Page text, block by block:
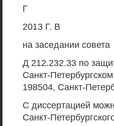
Г
2013 Г. В
на заседании совета
Д 212.232.33 по
Санкт-
198504, Санкт-
С диссертацией
Санкт-